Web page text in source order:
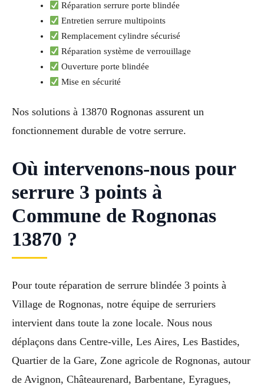
Réparation serrure porte blindée
Entretien serrure multipoints
Remplacement cylindre sécurisé
Réparation système de verrouillage
Ouverture porte blindée
Mise en sécurité
Nos solutions à 13870 Rognonas assurent un
fonctionnement durable de votre serrure.
Où intervenons-nous pour
serrure 3 points à
Commune de Rognonas
13870 ?
Pour toute réparation de serrure blindée 3 points à
Village de Rognonas, notre équipe de serruriers
intervient dans toute la zone locale. Nous nous
déplaçons dans Centre-ville, Les Aires, Les Bastides,
Quartier de la Gare, Zone agricole de Rognonas, autour
de Avignon, Châteaurenard, Barbentane, Eyragues,